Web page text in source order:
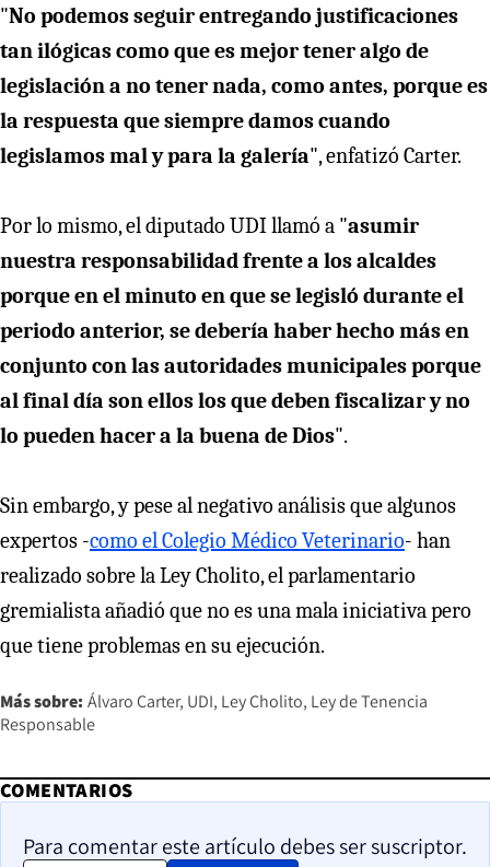
"No podemos seguir entregando justificaciones
tan ilógicas como que es mejor tener algo de
legislación a no tener nada, como antes, porque es
la respuesta que siempre damos cuando
legislamos mal y para la galería", enfatizó Carter.
Por lo mismo, el diputado UDI llamó a "asumir
nuestra responsabilidad frente a los alcaldes
porque en el minuto en que se legisló durante el
periodo anterior, se debería haber hecho más en
conjunto con las autoridades municipales porque
al final día son ellos los que deben fiscalizar y no
lo pueden hacer a la buena de Dios".
Sin embargo, y pese al negativo análisis que algunos
expertos -como el Colegio Médico Veterinario- han
realizado sobre la Ley Cholito, el parlamentario
gremialista añadió que no es una mala iniciativa pero
que tiene problemas en su ejecución.
Más sobre: Álvaro Carter UDI Ley Cholito Ley de Tenencia
Responsable
COMENTARIOS
Para comentar este artículo debes ser suscriptor.